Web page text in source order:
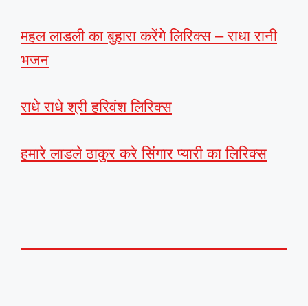
महल लाडली का बुहारा करेंगे लिरिक्स – राधा रानी
भजन
राधे राधे श्री हरिवंश लिरिक्स
हमारे लाडले ठाकुर करे सिंगार प्यारी का लिरिक्स